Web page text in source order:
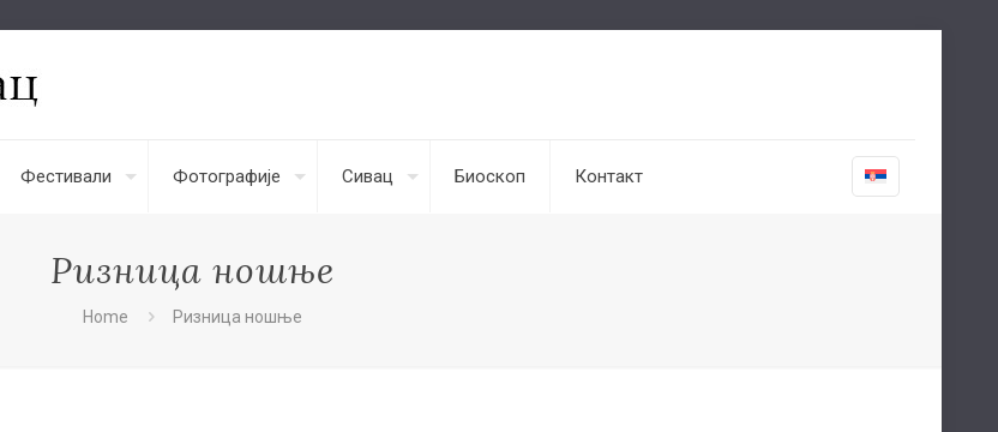
Фестивали Фотографије Сивац Биоскоп Контакт
Ризница ношње
Home Ризница ношње